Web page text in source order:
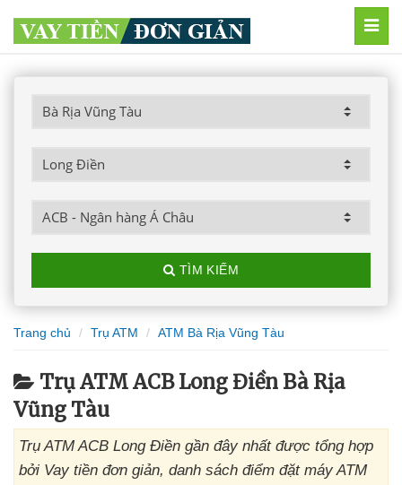
TÌM KIẾM
Trang chủ Trụ ATM ATM Bà Rịa Vũng Tàu
Trụ ATM ACB Long Điền Bà Rịa
Vũng Tàu
Trụ ATM ACB Long Điền gần đây nhất được tổng hợp
bởi Vay tiền đơn giản, danh sách điểm đặt máy ATM